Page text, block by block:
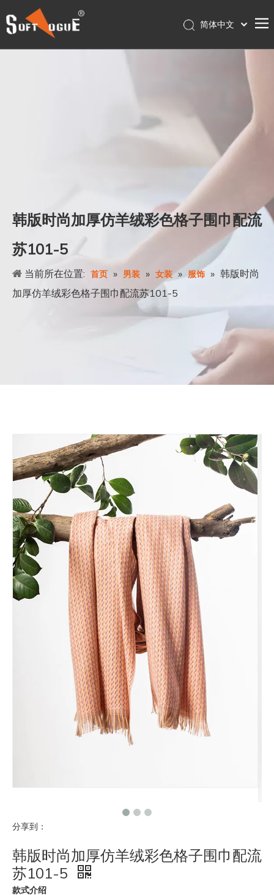
简体中文
Deutsch
日本語
Nederlands
Polski
韩版时尚加厚仿羊绒彩色格子围巾配流
苏101-5
当前所在位置: 首页 » 男装 » 女装 » 服饰 » 韩版时尚
加厚仿羊绒彩色格子围巾配流苏101-5
分享到：
韩版时尚加厚仿羊绒彩色格子围巾配流
苏101-5
款式介绍